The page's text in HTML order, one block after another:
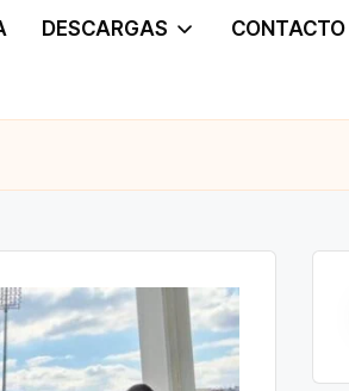
DESCARGAS CONTACTO